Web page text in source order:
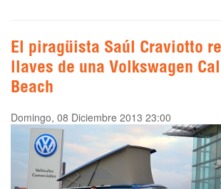
El piragüista Saúl Craviotto
llaves de una Volkswagen
Beach
Domingo, 08 Diciembre 2013 23:00